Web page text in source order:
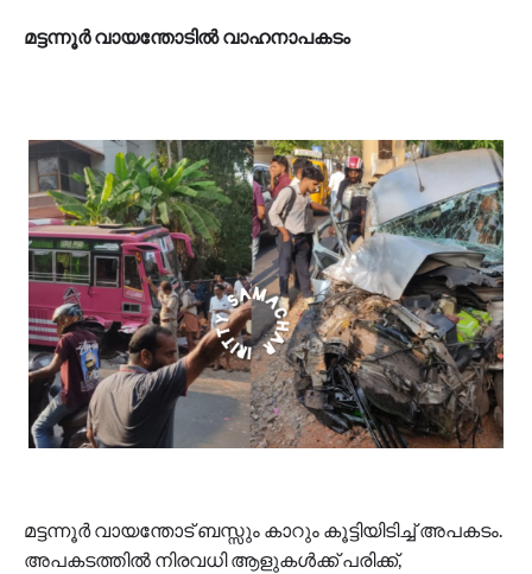
മട്ടന്നൂർ വായന്തോടിൽ വാഹനാപകടം
മട്ടന്നൂർ വായന്തോട് ബസ്സും കാറും കൂട്ടിയിടിച്ച് അപകടം.
അപകടത്തിൽ നിരവധി ആളുകൾക്ക് പരിക്ക്,